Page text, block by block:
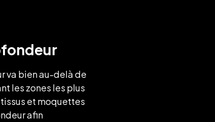
va bien au-delà de
les zones les plus
et moquettes
afin